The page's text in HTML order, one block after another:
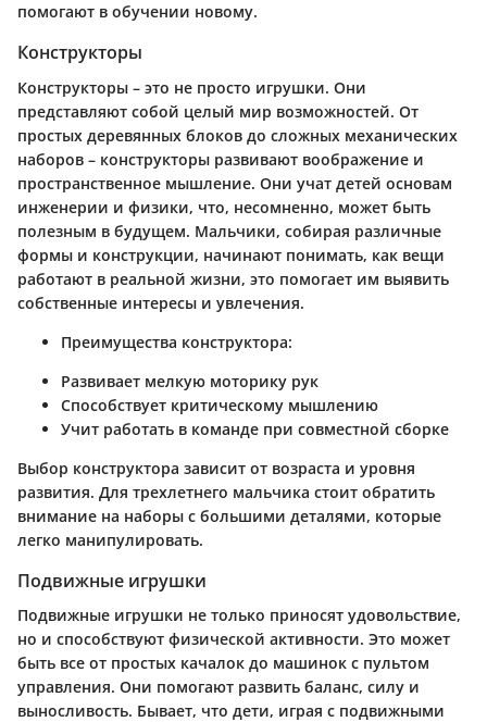
помогают в обучении новому.
Конструкторы
Конструкторы – это не просто игрушки. Они
представляют собой целый мир возможностей. От
простых деревянных блоков до сложных механических
наборов – конструкторы развивают воображение и
пространственное мышление. Они учат детей основам
инженерии и физики, что, несомненно, может быть
полезным в будущем. Мальчики, собирая различные
формы и конструкции, начинают понимать, как вещи
работают в реальной жизни, это помогает им выявить
собственные интересы и увлечения.
Преимущества конструктора:
Развивает мелкую моторику рук
Способствует критическому мышлению
Учит работать в команде при совместной сборке
Выбор конструктора зависит от возраста и уровня
развития. Для трехлетнего мальчика стоит обратить
внимание на наборы с большими деталями, которые
легко манипулировать.
Подвижные игрушки
Подвижные игрушки не только приносят удовольствие,
но и способствуют физической активности. Это может
быть все от простых качалок до машинок с пультом
управления. Они помогают развить баланс, силу и
выносливость. Бывает, что дети, играя с подвижными